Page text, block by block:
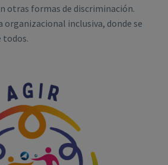
otras formas de discriminación.
organizacional inclusiva, donde se
todos.